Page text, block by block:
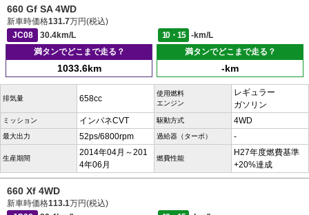
660 Gf SA 4WD
新車時価格131.7万円(税込)
JC08
30.4km/L 10・15
-km/L
満タンでどこまで走る？
1033.6km
満タンでどこまで走る？
-km
排気量 658cc
使用燃料
エンジン
レギュラー
ガソリン
ミッション インパネCVT 駆動方式 4WD
最大出力 52ps/6800rpm 過給器（ターボ） -
生産期間
2014年04月～201
4年06月
燃費性能
H27年度燃費基準
+20%達成
660 Xf 4WD
新車時価格113.1万円(税込)